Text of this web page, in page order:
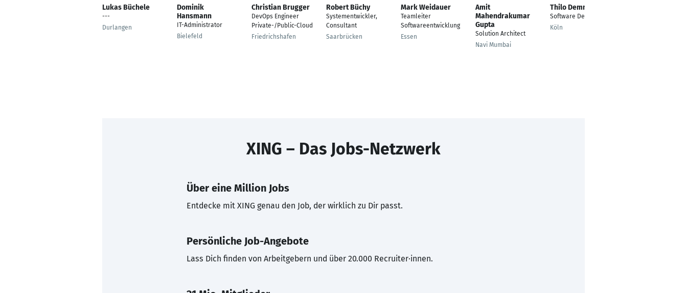
Lukas Büchele
---
Durlangen
Dominik
Hansmann
IT-Administrator
Bielefeld
Christian Brugger
DevOps Engineer
Private-/Public-Cloud
Friedrichshafen
Robert Büchy
Systementwickler,
Consultant
Saarbrücken
Mark Weidauer
Teamleiter
Softwareentwicklung
Essen
Amit
Mahendrakumar
Gupta
Solution Architect
Navi Mumbai
Thilo Demmer
Software Developer
Köln
XING – Das Jobs-Netzwerk
Über eine Million Jobs
Entdecke mit XING genau den Job, der wirklich zu Dir passt.
Persönliche Job-Angebote
Lass Dich finden von Arbeitgebern und über 20.000 Recruiter·innen.